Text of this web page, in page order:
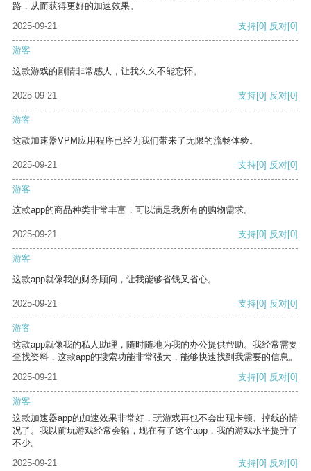
路，从而获得更好的加速效果。
2025-09-21
支持[0] 反对[0]
游客
这款游戏的剧情非常感人，让我久久不能忘怀。
2025-09-21 支持[0] 反对[0]
游客
这款加速器VPM应用程序已经为我们带来了无限的流畅体验。
2025-09-21 支持[0] 反对[0]
游客
这款app的商品种类非常丰富，可以满足我所有的购物需求。
2025-09-21 支持[0] 反对[0]
游客
这款app就像我的财务顾问，让我能够省钱又省心。
2025-09-21 支持[0] 反对[0]
游客
这款app就像我的私人助理，随时随地为我的办公提供帮助。我经常需要
查找资料，这款app的搜索功能非常强大，能够快速找到我需要的信息。
2025-09-21
支持[0] 反对[0]
游客
这款加速器app的加速效果非常好，玩游戏再也不会出现卡顿、掉线的情
况了。我以前玩游戏经常会输，现在有了这个app，我的游戏水平提升了
不少。
2025-09-21
支持[0] 反对[0]